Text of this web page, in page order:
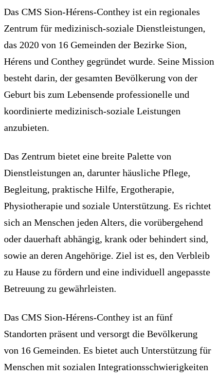
Das CMS Sion-Hérens-Conthey ist ein regionales
Zentrum für medizinisch-soziale Dienstleistungen,
das 2020 von 16 Gemeinden der Bezirke Sion,
Hérens und Conthey gegründet wurde. Seine Mission
besteht darin, der gesamten Bevölkerung von der
Geburt bis zum Lebensende professionelle und
koordinierte medizinisch-soziale Leistungen
anzubieten.
Das Zentrum bietet eine breite Palette von
Dienstleistungen an, darunter häusliche Pflege,
Begleitung, praktische Hilfe, Ergotherapie,
Physiotherapie und soziale Unterstützung. Es richtet
sich an Menschen jeden Alters, die vorübergehend
oder dauerhaft abhängig, krank oder behindert sind,
sowie an deren Angehörige. Ziel ist es, den Verbleib
zu Hause zu fördern und eine individuell angepasste
Betreuung zu gewährleisten.
Das CMS Sion-Hérens-Conthey ist an fünf
Standorten präsent und versorgt die Bevölkerung
von 16 Gemeinden. Es bietet auch Unterstützung für
Menschen mit sozialen Integrationsschwierigkeiten